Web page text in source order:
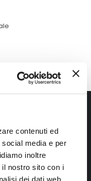
contenuti ed
media e per
inoltre
nostro sito con i
dei dati web,
Speedup
primo acquisto online!